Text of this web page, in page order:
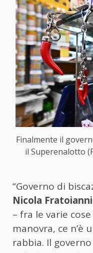
Finalmente il
il Superenalotto
“Governo di
Nicola Fratoianni
– fra le varie
manovra, ce n’è
rabbia. Il